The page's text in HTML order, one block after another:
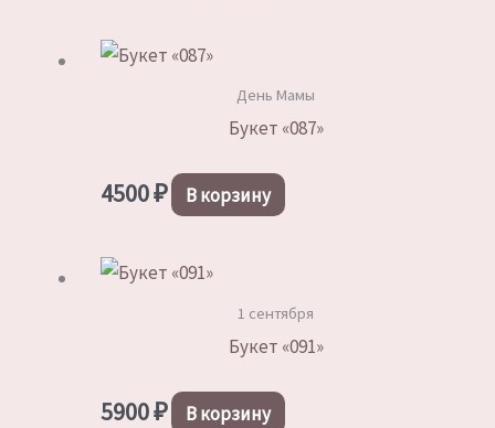
День Мамы
Букет «087»
4500₽ В корзину
1 сентября
Букет «091»
5900₽ В корзину